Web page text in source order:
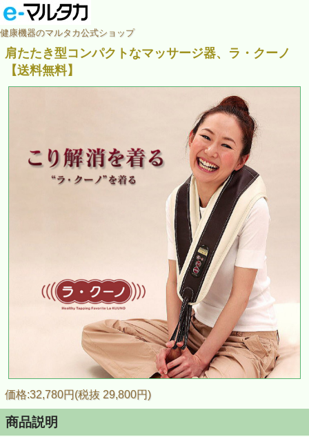
健康機器のマルタカ公式ショップ
肩たたき型コンパクトなマッサージ器、ラ・クーノ
【送料無料】
価格:32,780円(税抜 29,800円)
商品説明